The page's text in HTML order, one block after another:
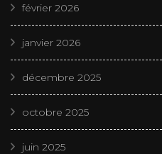
février 2026
janvier 2026
décembre 2025
octobre 2025
juin 2025